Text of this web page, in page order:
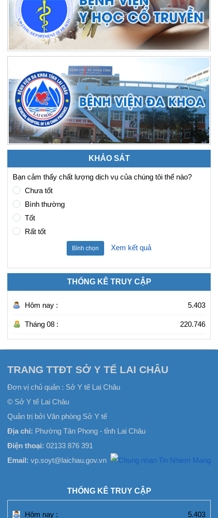
KHẢO SÁT
Bạn cảm thấy chất lượng dịch vụ của chúng tôi thế nào?
Chưa tốt
Bình thường
Tốt
Rất tốt
Bình chọn Xem kết quả
THỐNG KÊ TRUY CẬP
Hôm nay : 5.403
Tháng 08 : 220.746
TRANG TTĐT SỞ Y TẾ LAI CHÂU
Đơn vị chủ quản : Sở Y tế Lai Châu
© Sở Y tế Lai Châu
Quản trị bởi Văn phòng Sở Y tế
Địa chỉ: Phường Tân Phong - tỉnh Lai Châu
Điện thoại: 02133 876 391
Email: vp.soyt@laichau.gov.vn
THỐNG KÊ TRUY CẬP
Hôm nay : 5.403